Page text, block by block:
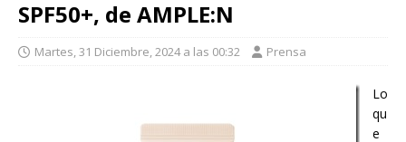
SPF50+, de AMPLE:N
Martes, 31 Diciembre, 2024 a las 00:32 Prensa
Lo
qu
e